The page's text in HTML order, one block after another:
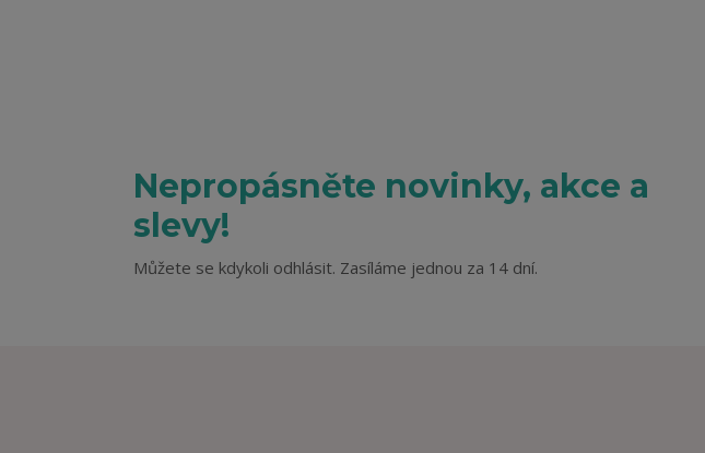
Nepropásněte novinky, akce a
slevy!
Můžete se kdykoli odhlásit. Zasíláme jednou za 14 dní.